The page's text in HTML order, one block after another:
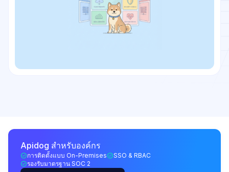
Apidog สำหรับองค์กร
การติดตั้งแบบ On-Premises
SSO & RBAC
รองรับมาตรฐาน SOC 2